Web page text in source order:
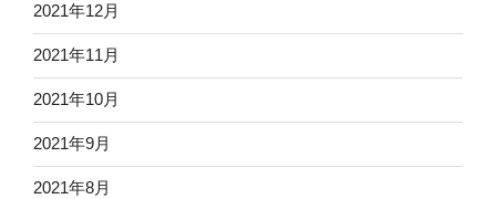
2021年12月
2021年11月
2021年10月
2021年9月
2021年8月